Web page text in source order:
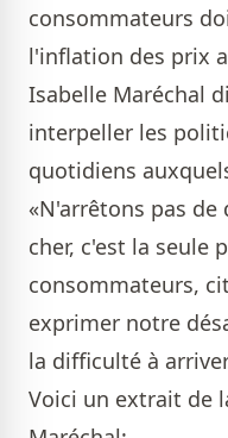
consommateurs
l'inflation des prix
Isabelle Maréchal
interpeller les
quotidiens
«N'arrêtons pas
cher, c'est la seule
consommateurs,
exprimer notre
la difficulté à
Voici un extrait de